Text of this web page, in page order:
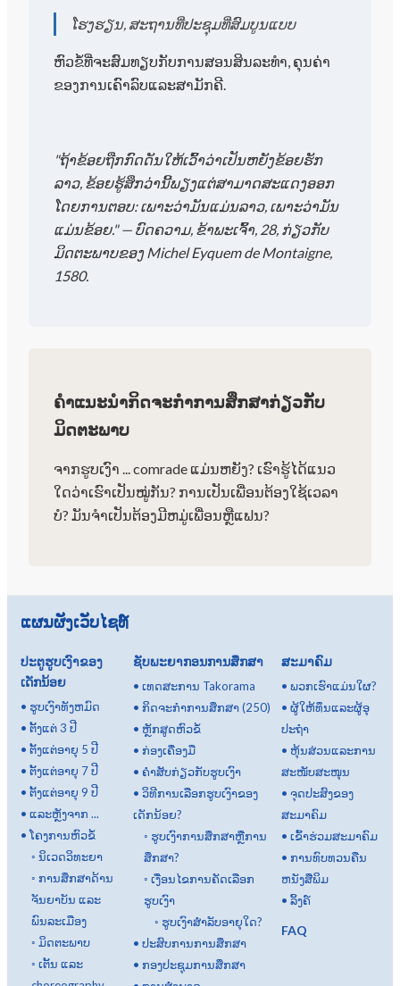
ໂຮງຮຽນ, ສະຖານທີ່ປະຊຸມທີ່ສົມບູນແບບ
ຫົວ​ຂໍ້​ທີ່​ຈະ​ສົມ​ທຽບ​ກັບ​ການ​ສອນ​ສິນ​ລະ​ທໍາ​, ຄຸນ​ຄ່າ​
ຂອງ​ການ​ເຄົາ​ລົບ​ແລະ​ສາ​ມັກ​ຄີ​.
"ຖ້າຂ້ອຍຖືກກົດດັນໃຫ້ເວົ້າວ່າເປັນຫຍັງຂ້ອຍຮັກ
ລາວ, ຂ້ອຍຮູ້ສຶກວ່ານີ້ພຽງແຕ່ສາມາດສະແດງອອກ
ໂດຍການຕອບ: ເພາະວ່າມັນແມ່ນລາວ, ເພາະວ່າມັນ
ແມ່ນຂ້ອຍ." — ບົດ​ຄວາມ, ຂ້າ​ພະ​ເຈົ້າ, 28, ກ່ຽວ​ກັບ​
ມິດ​ຕະ​ພາບ​ຂອງ Michel Eyquem de Montaigne,
1580.
ຄໍາແນະນໍາກິດຈະກໍາການສຶກສາກ່ຽວກັບ
ມິດຕະພາບ
ຈາກຮູບເງົາ ... comrade ແມ່ນຫຍັງ? ເຮົາຮູ້ໄດ້ແນວ
ໃດວ່າເຮົາເປັນໝູ່ກັນ? ການເປັນເພື່ອນຕ້ອງໃຊ້ເວລາ
ບໍ? ມັນຈໍາເປັນຕ້ອງມີຫມູ່ເພື່ອນຫຼືແຟນ?
ແຜນຜັງເວັບໄຊທ໌
ປະຕູຮູບເງົາຂອງ
ເດັກນ້ອຍ
• ຮູບເງົາທັງຫມົດ
• ຕັ້ງແຕ່ 3 ປີ
• ຕັ້ງແຕ່ອາຍຸ 5 ປີ
• ຕັ້ງແຕ່ອາຍຸ 7 ປີ
• ຕັ້ງແຕ່ອາຍຸ 9 ປີ
• ແລະຫຼັງຈາກ ...
•ໂຄງການຫົວຂໍ້
◦ ນິເວດວິທະຍາ
◦ ການສຶກສາດ້ານ
ຈັນຍາບັນ ແລະ
ພົນລະເມືອງ
◦ ມິດຕະພາບ
◦ ເຕັ້ນ ແລະ
ຊັບພະຍາກອນການສຶກສາ
• ເທດສະການ Takorama
• ກິດ​ຈະ​ກໍາ​ການ​ສຶກ​ສາ (250​)
• ຫຼັກສູດຫົວຂໍ້
• ກ່ອງເຄື່ອງມື
• ຄຳສັບກ່ຽວກັບຮູບເງົາ
• ວິທີການເລືອກຮູບເງົາຂອງ
ເດັກນ້ອຍ?
◦ ຮູບເງົາການສຶກສາຫຼືການ
ສຶກສາ?
◦ ເງື່ອນໄຂການຄັດເລືອກ
ຮູບເງົາ
◦ ຮູບເງົາສໍາລັບອາຍຸໃດ?
• ປະສົບການການສຶກສາ
• ກອງປະຊຸມການສຶກສາ
ສະມາຄົມ
•ພວກເຮົາແມ່ນໃຜ?
•ຜູ້ໃຫ້ທຶນແລະຜູ້ອຸ
ປະຖໍາ
• ຫຸ້ນສ່ວນແລະການ
ສະໜັບສະໜຸນ
•ຈຸດປະສົງຂອງ
ສະມາຄົມ
•ເຂົ້າຮ່ວມສະມາຄົມ
•ການທົບທວນຄືນ
ຫນັງສືພິມ
•ລິ້ງຄ໌
FAQ